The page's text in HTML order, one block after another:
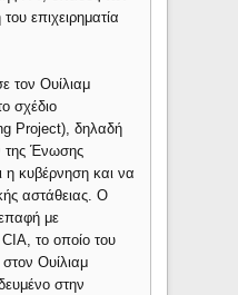
επιχειρηματία
τον Ουίλιαμ
σχέδιο
Project), δηλαδή
της Ένωσης
η κυβέρνηση και να
αστάθειας. Ο
με
το οποίο του
Ουίλιαμ
στην